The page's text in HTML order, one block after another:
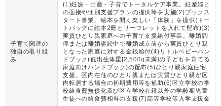
子育て関連の
独自の取り組
み
(1)妊娠・出産・子育てトータルケア事業。妊産婦と
の面接や個別支援プランの提供等を実施(2)ブックス
タート事業。絵本を開く楽しい「体験」を提供(トー
トバッグに絵本2冊とリーフレットを入れて配布)(3)
実質ひとり親家庭への子育て支援給付事業。離婚調
停または離婚訴訟中で離婚成立前から実質ひとり親
となった家庭に対する金銭給付(4)リトルベビーハン
ドブック(低出生体重[2,500g未満]の子どもを育てる
家庭向けハンドブック)の配布(5)ひとり親家庭住宅
支援。区内在住のひとり親または実質ひとり親が区
内転居する場合の初期費用等を補助(6)区立学校の学
校給食費無償化及び区立学校在籍以外の学齢期児童
生徒への給食費相当の支援(7)高等学校等入学支援金